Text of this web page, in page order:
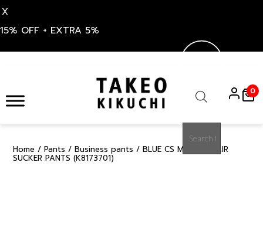
X
15% OFF + EXTRA 5%
content
search
0
Home / Pants / Business pants / BLUE CS MESH DOTAIR
SUCKER PANTS (K8173701)